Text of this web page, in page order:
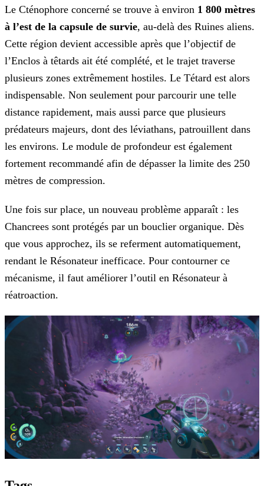
Le Cténophore concerné se trouve à environ 1 800 mètres
à l’est de la capsule de survie, au-delà des Ruines aliens.
Cette région devient accessible après que l’objectif de
l’Enclos à têtards ait été complété, et le trajet traverse
plusieurs zones extrêmement hostiles. Le Tétard est alors
indispensable. Non seulement pour parcourir une telle
distance rapidement, mais aussi parce que plusieurs
prédateurs majeurs, dont des léviathans, patrouillent dans
les environs. Le module de profondeur est également
fortement recommandé afin de dépasser la limite des 250
mètres de compression.
Une fois sur place, un nouveau problème apparaît : les
Chancrees sont protégés par un bouclier organique. Dès
que vous approchez, ils se referment automatiquement,
rendant le Résonateur inefficace. Pour contourner ce
mécanisme, il faut améliorer l’outil en Résonateur à
réatroaction.